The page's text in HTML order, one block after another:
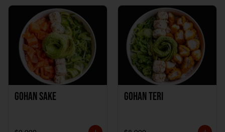
Gohan Sake Gohan Teri